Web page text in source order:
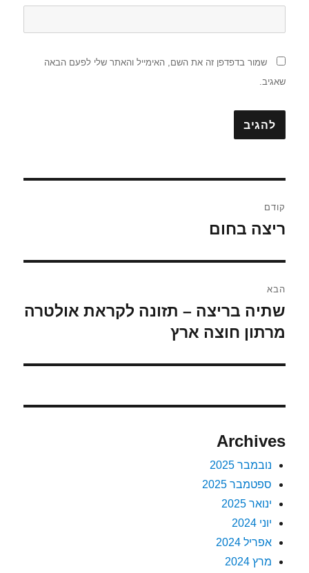
שמור בדפדפן זה את השם, האימייל והאתר שלי לפעם הבאה
שאגיב.
קודם
הפוסט
ריצה בחום
הבא
הפוסט
הבא:
שתיה בריצה – תזונה לקראת אולטרה
מרתון חוצה ארץ
Archives
נובמבר 2025
ספטמבר 2025
ינואר 2025
יוני 2024
אפריל 2024
מרץ 2024